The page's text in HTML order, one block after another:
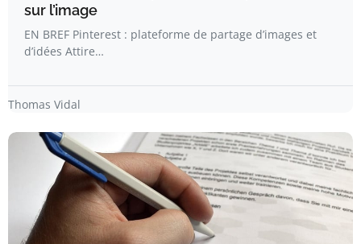
sur l’image
EN BREF Pinterest : plateforme de partage d’images et
d’idées Attire…
Thomas Vidal